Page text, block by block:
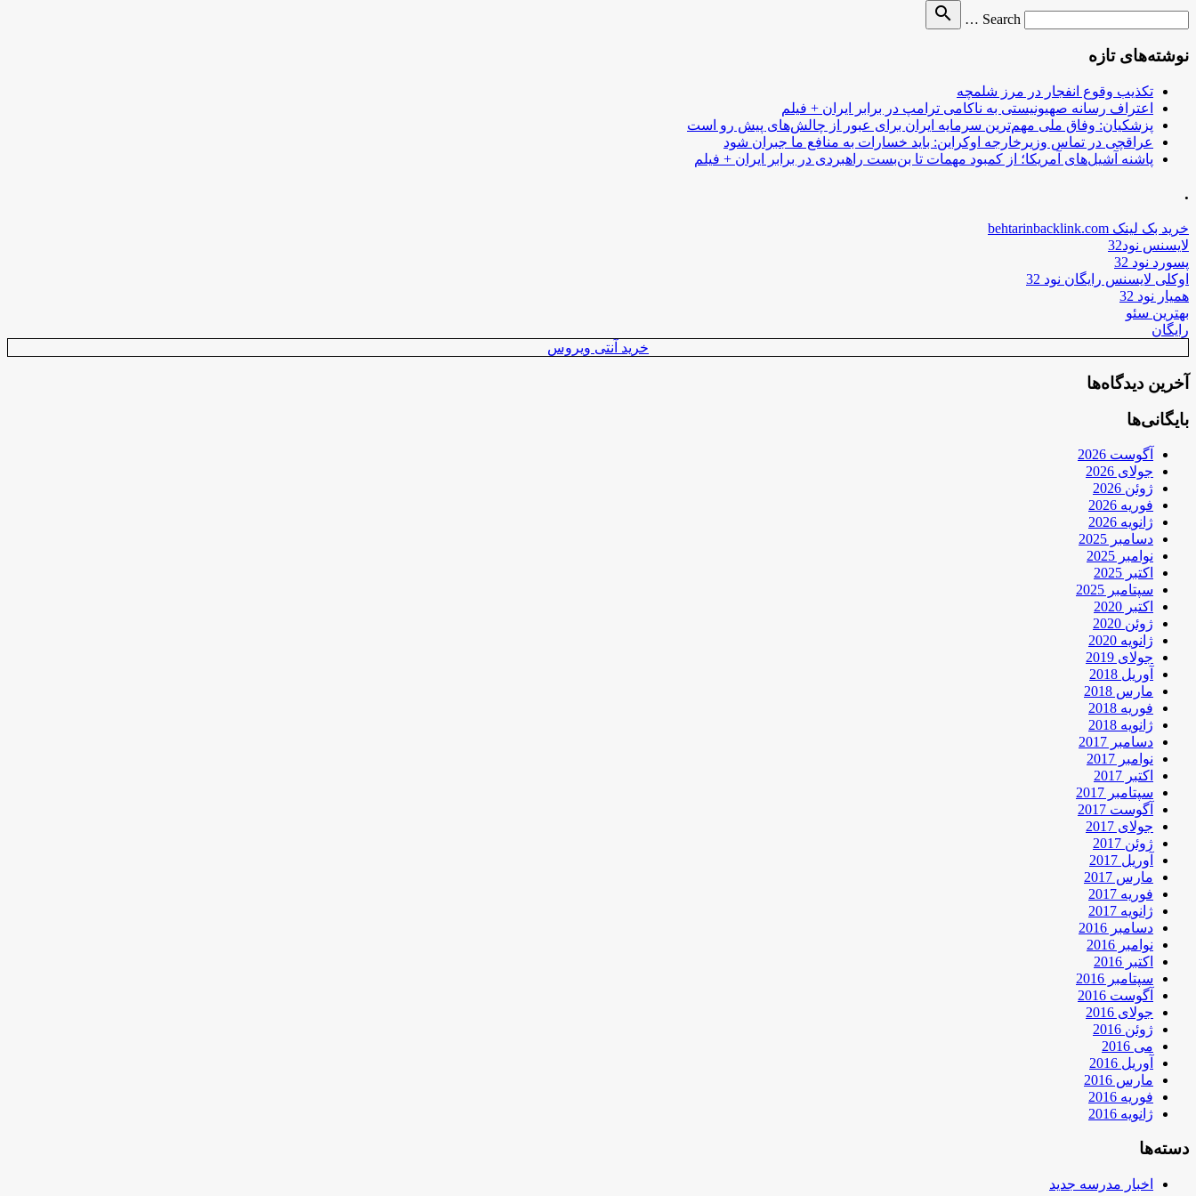
Search
Search …
search
نوشته‌های تازه
تکذیب وقوع انفجار در مرز شلمچه
اعتراف رسانه صهیونیستی به ناکامی ترامپ در برابر ایران + فیلم
پزشکیان: وفاق ملی مهم‌ترین سرمایه ایران برای عبور از چالش‌های پیش رو است
عراقچی در تماس وزیرخارجه اوکراین: باید خسارات به منافع ما جبران شود
پاشنه آشیل‌های آمریکا؛ از کمبود مهمات تا بن‌بست راهبردی در برابر ایران + فیلم
.
خرید بک لینک behtarinbacklink.com
لایسنس نود32
پسورد نود 32
اوکلی لایسنس رایگان نود 32
همیار نود 32
بهترین سئو
رایگان
خرید آنتی ویروس
آخرین دیدگاه‌ها
بایگانی‌ها
آگوست 2026
جولای 2026
ژوئن 2026
فوریه 2026
ژانویه 2026
دسامبر 2025
نوامبر 2025
اکتبر 2025
سپتامبر 2025
اکتبر 2020
ژوئن 2020
ژانویه 2020
جولای 2019
آوریل 2018
مارس 2018
فوریه 2018
ژانویه 2018
دسامبر 2017
نوامبر 2017
اکتبر 2017
سپتامبر 2017
آگوست 2017
جولای 2017
ژوئن 2017
آوریل 2017
مارس 2017
فوریه 2017
ژانویه 2017
دسامبر 2016
نوامبر 2016
اکتبر 2016
سپتامبر 2016
آگوست 2016
جولای 2016
ژوئن 2016
می 2016
آوریل 2016
مارس 2016
فوریه 2016
ژانویه 2016
دسته‌ها
اخبار مدرسه جدید